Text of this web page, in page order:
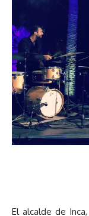
El alcalde de